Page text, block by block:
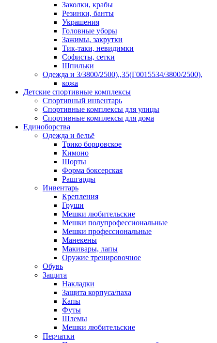
Заколки, крабы
Резинки, банты
Украшения
Головные уборы
Зажимы, закрутки
Тик-таки, невидимки
Софисты, сетки
Шпильки
Одежда и 3/3800/2500),,35(Г0015534/3800/2500),
кожа
Детские спортивные комплексы
Спортивный инвентарь
Спортивные комплексы для улицы
Спортивные комплексы для дома
Единоборства
Одежда и бельё
Трико борцовское
Кимоно
Шорты
Форма боксерская
Рашгарды
Инвентарь
Крепления
Груши
Мешки любительские
Мешки полупрофессиональные
Мешки профессиональные
Манекены
Макивары, лапы
Оружие тренировочное
Обувь
Защита
Накладки
Защита корпуса/паха
Капы
Футы
Шлемы
Мешки любительские
Перчатки